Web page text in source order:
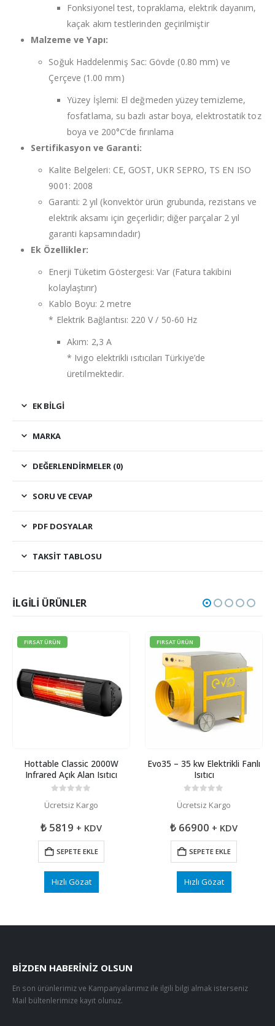
Fonksiyonel test, topraklama, elektrik dayanım,
kaçak akım testlerinden geçirilmiştir
Malzeme ve Yapı:
Soğuk Haddelenmiş Sac: Gövde (0.80 mm) ve
Çerçeve (1.00 mm)
Yüzey İşlemi: El değmeden yüzey temizleme,
fosfatlama, su bazlı astar boya, elektrostatik toz
boya ve 200°C’de fırınlama
Sertifikasyon ve Garanti:
Kalite Belgeleri: CE, GOST, UKR SEPRO, TS EN ISO
9001: 2008
Garanti: 2 yıl (konvektör ürün grubunda, rezistans ve
elektrik aksamı için geçerlidir; diğer parçalar 2 yıl
garanti kapsamındadır)
Ek Özellikler:
Enerji Tüketim Göstergesi: Var (Fatura takibini
kolaylaştırır)
Kablo Boyu: 2 metre
* Elektrik Bağlantısı: 220 V / 50-60 Hz
Akım: 2,3 A
* Ivigo elektrikli ısıtıcıları Türkiye’de
üretilmektedir.
EK BILGI
MARKA
DEĞERLENDIRMELER (0)
SORU VE CEVAP
PDF DOSYALAR
TAKSIT TABLOSU
İLGILI ÜRÜNLER
FIRSAT ÜRÜN
Hottable Classic 2000W
Infrared Açık Alan Isıtıcı
Ücretsiz Kargo
₺ 5819 + KDV
SEPETE EKLE
Hızlı Gözat
FIRSAT ÜRÜN
Evo35 – 35 kw Elektrikli Fanlı
Isıtıcı
Ücretsiz Kargo
₺ 66900 + KDV
SEPETE EKLE
Hızlı Gözat
BIZDEN HABERINIZ OLSUN
En son ürünlerimiz ve Kampanyalarımız ile ilgili bilgi almak isterseniz
Mail bültenlerimize kayıt olunuz.